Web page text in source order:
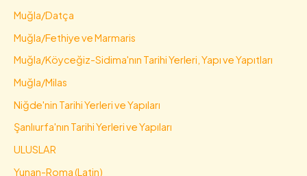
Muğla/Datça
Muğla/Fethiye ve Marmaris
Muğla/Köyceğiz-Sidima'nın Tarihi Yerleri, Yapı ve Yapıtları
Muğla/Milas
Niğde'nin Tarihi Yerleri ve Yapıları
Şanlıurfa'nın Tarihi Yerleri ve Yapıları
ULUSLAR
Yunan-Roma (Latin)